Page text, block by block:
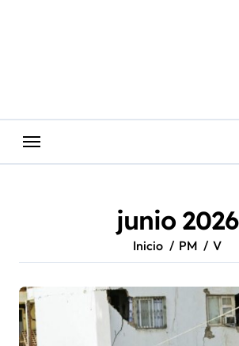
junio 2026
Inicio PM V